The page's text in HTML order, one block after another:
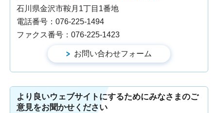
石川県金沢市鞍月1丁目1番地
電話番号：076-225-1494
ファクス番号：076-225-1423
より良いウェブサイトにするためにみなさまのご
意見をお聞かせください